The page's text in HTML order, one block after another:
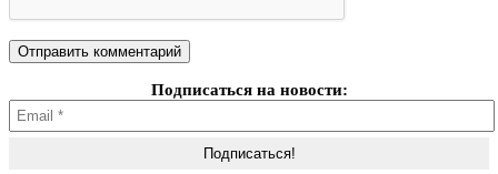
Подписаться на новости: